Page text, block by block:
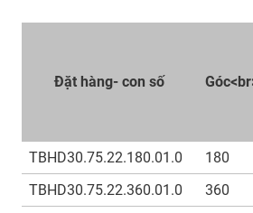
Đặt hàng- con số
TBHD30.75.22.180.01.0 180
TBHD30.75.22.360.01.0
360